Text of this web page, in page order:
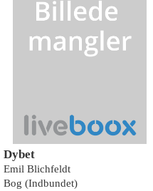
Dybet
Emil Blichfeldt
Bog (Indbundet)